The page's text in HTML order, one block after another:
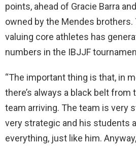
points, ahead of Gracie Barra
owned by the Mendes
valuing core athletes has
numbers in the IBJJF
“The important thing is that, in
there’s always a black belt from
team arriving. The team is very
very strategic and his students
everything, just like him.